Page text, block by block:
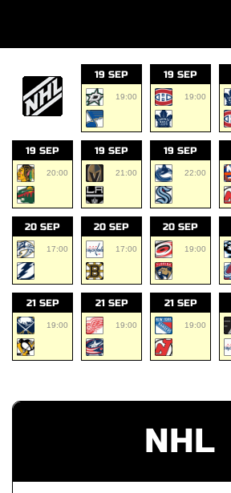
19 SEP
19:00
19 SEP
19:00
19 SEP
20:00
19 SEP
21:00
19 SEP
22:00
20 SEP
17:00
20 SEP
17:00
20 SEP
19:00
21 SEP
19:00
21 SEP
19:00
21 SEP
19:00
NHL